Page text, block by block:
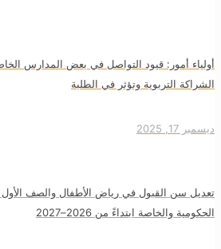
أولياء أمور: قيود التواصل في بعض المدارس
الشراكة التربوية وتؤثر في الطلبة
ديسمبر 17, 2025
تعديل سن القبول في رياض الأطفال والصف
الحكومية والخاصة ابتداءً من 2026–2027